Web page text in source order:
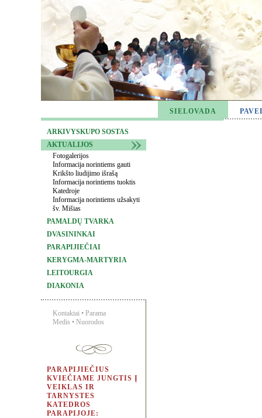
SIELOVADA
ARKIVYSKUPO SOSTAS
AKTUALIJOS
Fotogalerijos
Informacija norintiems gauti
Krikšto liudijimo išrašą
Informacija norintiems tuoktis
Katedroje
Informacija norintiems užsakyti
šv. Mišias
PAMALDŲ TVARKA
DVASININKAI
PARAPIJIEČIAI
KERYGMA-MARTYRIA
LEITOURGIA
DIAKONIA
Kontaktai • Parama
Medis • Nuorodos
PARAPIJIEČIUS
KVIEČIAME JUNGTIS Į
VEIKLAS IR
TARNYSTES
KATEDROS
PARAPIJOJE: